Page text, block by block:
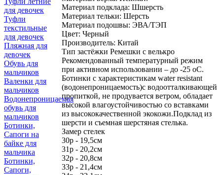
Материал подклада: Шшерсть
Материал тельки: Шерсть
Материал подошвы: ЭВА/ТЭП
Цвет: Черный
Производитель: Китай
Тип застёжки Ремешки с велькро
Рекомендованный температурный режим
при активном использовании – до -25 оС.
Ботинки с характеристикам water resistant
(водонепроницаемость)с водоотталкивающей
пропиткой, не продувается ветром, обладает
высокой влагоустойчивостью со вставками
из высококачественной экокожи.Подклад из
шерсти и съемная шерстяная стелька.
Замер стелек
30р - 19,5см
31р - 20,2см
32р - 20,8см
33р - 21,4см
для девочек
Туфли
текстильные
для девочек
Пляжная для
девочек
Обувь для
мальчиков
Валенки для
мальчиков
Водонепроницаемая
обувь для
мальчиков
Ботинки,
Сапоги на
байке для
мальчика
Ботинки,
Сапоги,